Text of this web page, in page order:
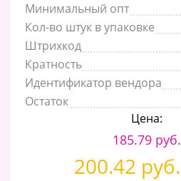
Минимальный опт
Кол-во штук в упаковке
Штрихкод
Кратность
Идентификатор вендора
Остаток
Цена:
185.79 руб.
200.42 руб.